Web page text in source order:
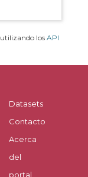
los API
Datasets
Contacto
Acerca
del
portal